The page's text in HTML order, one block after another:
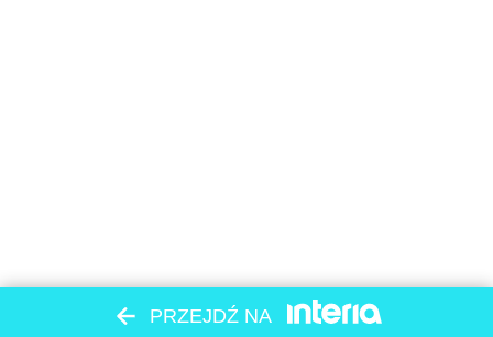
PRZEJDŹ NA